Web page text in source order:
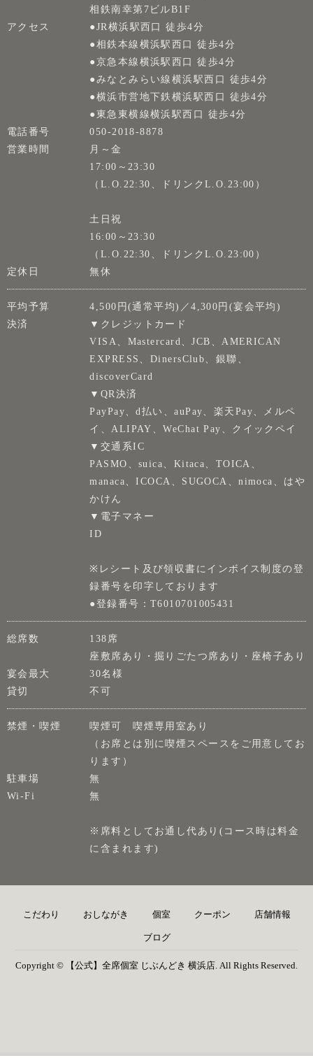
相鉄南幸第7ビルB1F
アクセス
●JR横浜駅西口 徒歩4分
●相鉄本線横浜駅西口 徒歩4分
●京急本線横浜駅西口 徒歩4分
●みなとみらい線横浜駅西口 徒歩4分
●横浜市営地下鉄横浜駅西口 徒歩4分
●東急東横線横浜駅西口 徒歩4分
電話番号
050-2018-8878
営業時間
月～金
17:00～23:30
（L.O.22:30、ドリンクL.O.23:00）
土日祝
16:00～23:30
（L.O.22:30、ドリンクL.O.23:00）
定休日
無休
平均予算
4,500円(通常平均)／4,300円(宴会平均)
決済
▼クレジットカード
VISA、Mastercard、JCB、AMERICAN
EXPRESS、DinersClub、銀聯、
discoverCard
▼QR決済
PayPay、d払い、auPay、楽天Pay、メルペ
イ、ALIPAY、WeChat Pay、クイックペイ
▼交通系IC
PASMO、suica、Kitaca、TOICA、
manaca、ICOCA、SUGOCA、nimoca、はや
かけん
▼電子マネー
ID
※レシート及び領収書にインボイス制度の登
録番号を印字しております
●登録番号：T6010701005431
総席数
138席
座敷席あり・掘りごたつ席あり・座椅子あり
宴会最大
30名様
貸切
不可
禁煙・喫煙
喫煙可 喫煙専用室あり
（お席とは別に喫煙スペースをご用意してお
ります）
駐車場
無
Wi-Fi
無
※席料としてお通し代あり(コース時は料金
に含まれます)
こだわり おしながき 個室 クーポン 店舗情報
ブログ
Copyright © 【公式】全席個室 じぶんどき 横浜店. All Rights Reserved.